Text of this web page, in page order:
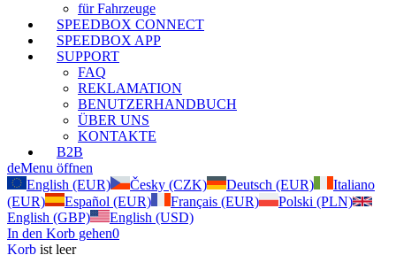
für Fahrzeuge
SPEEDBOX CONNECT
SPEEDBOX APP
SUPPORT
FAQ
REKLAMATION
BENUTZERHANDBUCH
ÜBER UNS
KONTAKTE
B2B
deMenu öffnen
English (EUR)
Česky (CZK) Deutsch (EUR)
Italiano
(EUR)
Español (EUR) Français (EUR)
Polski (PLN)
English (GBP)
English (USD)
In den Korb gehen0
Korb ist leer